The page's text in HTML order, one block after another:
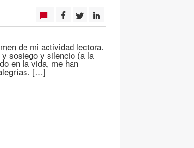
de mi actividad lectora.
sosiego y silencio (a la
en la vida, me han
[…]